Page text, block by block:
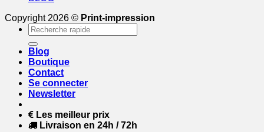
Copyright 2026 © Print-impression
Recherche
pour :
Blog
Boutique
Contact
Se connecter
Newsletter
Les meilleur prix
Livraison en 24h / 72h